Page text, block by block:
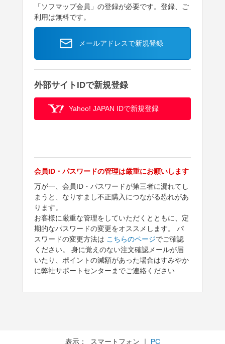
「ソフマップ会員」の登録が必要です。登録、ご
利用は無料です。
メールアドレスで新規登録
外部サイトIDで新規登録
Yahoo! JAPAN IDで新規登録
会員ID・パスワードの管理は厳重にお願いします
万が一、会員ID・パスワードが第三者に漏れてし
まうと、なりすまし不正購入につながる恐れがあ
ります。
お客様に厳重な管理をしていただくとともに、定
期的なパスワードの変更をオススメします。 パ
スワードの変更方法は こちらのページでご確認
ください。 身に覚えのない注文確認メールが届
いたり、ポイントの減額があった場合はすみやか
に弊社サポートセンターまでご連絡ください
表示： スマートフォン ｜ PC